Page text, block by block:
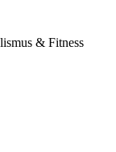
& Fitness